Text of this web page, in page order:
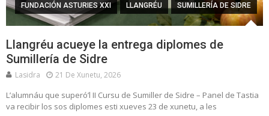
FUNDACIÓN ASTURIES XXI LLANGRÉU SUMILLERÍA DE SIDRE
Llangréu acueye la entrega diplomes de
Sumillería de Sidre
Lasidra 21 De Xunetu, 2026
L’alumnáu que superó’l II Cursu de Sumiller de Sidre – Panel de Tastia
va recibir los sos diplomes esti xueves 23 de xunetu, a les